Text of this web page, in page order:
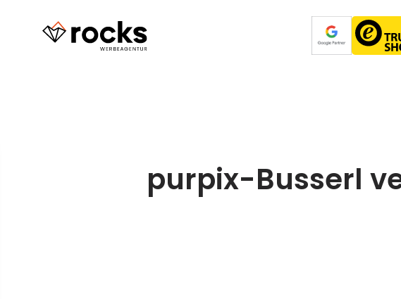
purpix-Busserl